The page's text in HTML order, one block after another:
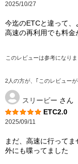
2025/10/27
今迄のETCと違って、
高速の再利用でも料
このレビューは参考になりま
2人の方が、｢このレビュー
スリービー さん
ETC2.0
2025/09/11
まだ、高速に行って
外にも喋ってました